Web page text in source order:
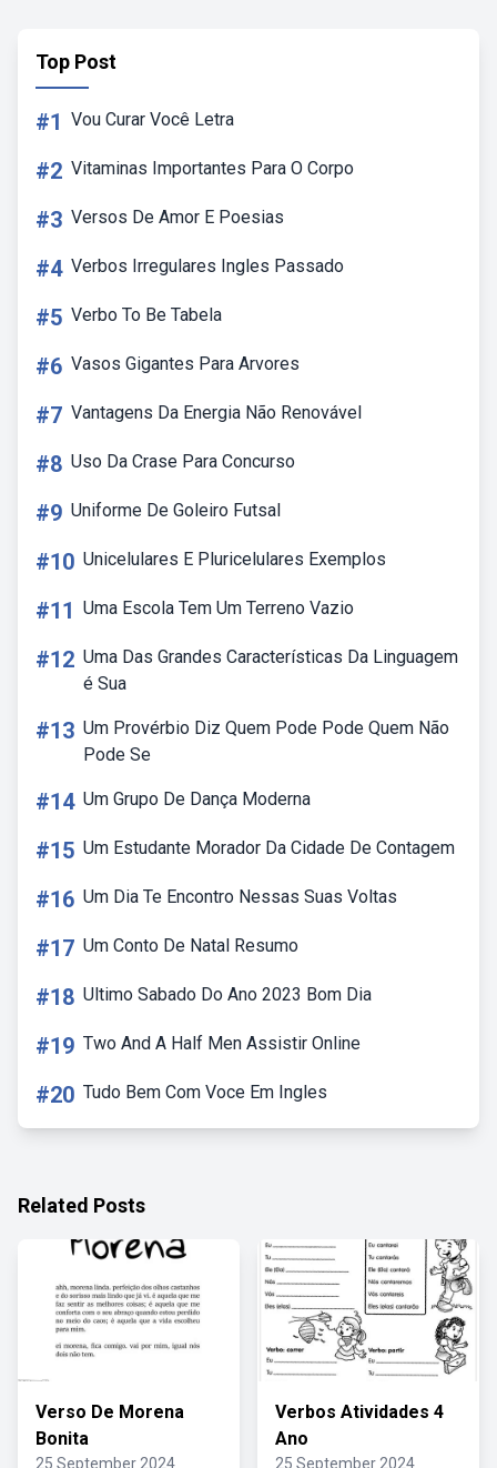
Top Post
#1 Vou Curar Você Letra
#2 Vitaminas Importantes Para O Corpo
#3 Versos De Amor E Poesias
#4 Verbos Irregulares Ingles Passado
#5 Verbo To Be Tabela
#6 Vasos Gigantes Para Arvores
#7 Vantagens Da Energia Não Renovável
#8 Uso Da Crase Para Concurso
#9 Uniforme De Goleiro Futsal
#10 Unicelulares E Pluricelulares Exemplos
#11 Uma Escola Tem Um Terreno Vazio
#12 Uma Das Grandes Características Da Linguagem
é Sua
#13 Um Provérbio Diz Quem Pode Pode Quem Não
Pode Se
#14 Um Grupo De Dança Moderna
#15 Um Estudante Morador Da Cidade De Contagem
#16 Um Dia Te Encontro Nessas Suas Voltas
#17 Um Conto De Natal Resumo
#18 Ultimo Sabado Do Ano 2023 Bom Dia
#19 Two And A Half Men Assistir Online
#20 Tudo Bem Com Voce Em Ingles
Related Posts
Verso De Morena
Bonita
25 September 2024
Verbos Atividades 4
Ano
25 September 2024